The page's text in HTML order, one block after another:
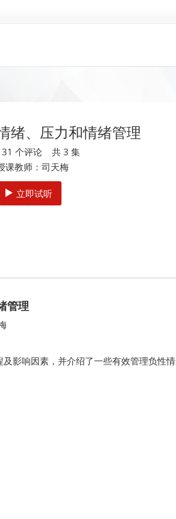
绪、压力和情绪管理
个评论 共 3 集
课教师：司天梅
立即试听
管理
影响因素，并介绍了一些有效管理负性情